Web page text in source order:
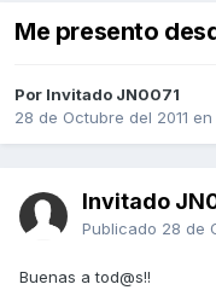
Me presento
Por Invitado JN0071
28 de Octubre del 2011 en
Invitado
Publicado 28 de
Buenas a tod@s!!